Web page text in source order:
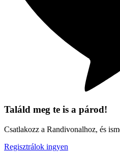
Találd meg te is a párod!
Csatlakozz a Randivonalhoz, és
Regisztrálok ingyen